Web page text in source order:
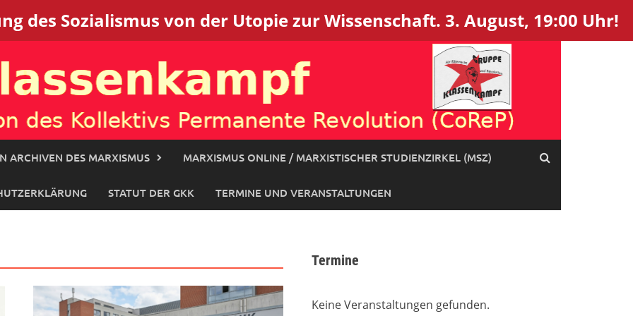
des Sozialismus von der Utopie zur Wissenschaft. 3. August, 19:00 Uhr!
ARCHIVEN DES MARXISMUS MARXISMUS ONLINE / MARXISTISCHER STUDIENZIRKEL (MSZ)
STATUT DER GKK TERMINE UND VERANSTALTUNGEN
Termine
Keine Veranstaltungen gefunden.